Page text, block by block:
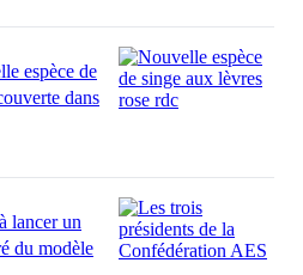
espèce de
dans
lancer un
du modèle